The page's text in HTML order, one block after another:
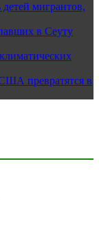
мигрантов,
в Сеуту
превратятся в